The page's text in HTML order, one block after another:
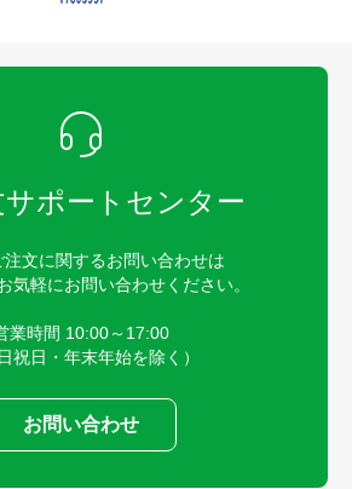
サポートセンター
注文に関するお問い合わせは
気軽にお問い合わせください。
業時間 10:00～17:00
祝日・年末年始を除く）
お問い合わせ